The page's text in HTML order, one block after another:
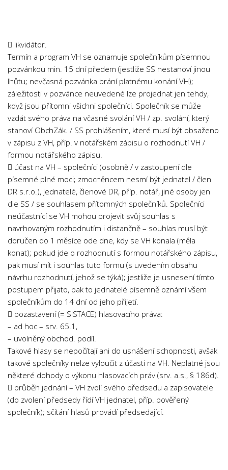
Ekonomie
Fyzika
Informatika
Jazyky
Management
Marketing
Němčina
Občanská nauka
Pedagogika
Právo
Psychologie a Sociologie
Společenské vědy
Technika
Účetnictví
Zdravotnictví
Novinky
 likvidátor.
Termín a program VH se oznamuje společníkům písemnou
pozvánkou min. 15 dní předem (jestliže SS nestanoví jinou
lhůtu; nevčasná pozvánka brání platnému konání VH);
záležitosti v pozvánce neuvedené lze projednat jen tehdy,
když jsou přítomni všichni společníci. Společník se může
vzdát svého práva na včasné svolání VH / zp. svolání, který
stanoví ObchZák. / SS prohlášením, které musí být obsaženo
v zápisu z VH, příp. v notářském zápisu o rozhodnutí VH /
formou notářského zápisu.
 účast na VH – společníci (osobně / v zastoupení dle
písemné plné moci; zmocněncem nesmí být jednatel / člen
DR s.r.o.), jednatelé, členové DR, příp. notář, jiné osoby jen
dle SS / se souhlasem přítomných společníků. Společníci
neúčastnící se VH mohou projevit svůj souhlas s
navrhovaným rozhodnutím i distančně – souhlas musí být
doručen do 1 měsíce ode dne, kdy se VH konala (měla
konat); pokud jde o rozhodnutí s formou notářského zápisu,
pak musí mít i souhlas tuto formu (s uvedením obsahu
návrhu rozhodnutí, jehož se týká); jestliže je usnesení tímto
postupem přijato, pak to jednatelé písemně oznámí všem
společníkům do 14 dní od jeho přijetí.
 pozastavení (= SISTACE) hlasovacího práva:
– ad hoc – srv. 65.1,
– uvolněný obchod. podíl.
Takové hlasy se nepočítají ani do usnášení schopnosti, avšak
takové společníky nelze vyloučit z účasti na VH. Neplatné jsou
některé dohody o výkonu hlasovacích práv (srv. a.s., § 186d).
 průběh jednání – VH zvolí svého předsedu a zapisovatele
(do zvolení předsedy řídí VH jednatel, příp. pověřený
společník); sčítání hlasů provádí předsedající.